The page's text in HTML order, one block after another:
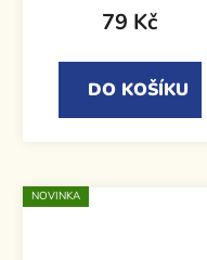
79 Kč
DO KOŠÍKU
NOVINKA